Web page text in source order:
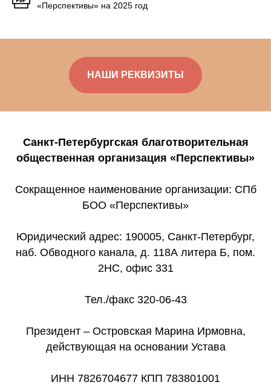
«Перспективы» на 2025 год
НАШИ РЕКВИЗИТЫ
Санкт-Петербургская благотворительная
общественная организация «Перспективы»
Сокращенное наименование организации: СПб
БОО «Перспективы»
Юридический адрес: 190005, Санкт-Петербург,
наб. Обводного канала, д. 118А литера Б, пом.
2НС, офис 331
Тел./факс 320-06-43
Президент – Островская Марина Ирмовна,
действующая на основании Устава
ИНН 7826704677 КПП 783801001